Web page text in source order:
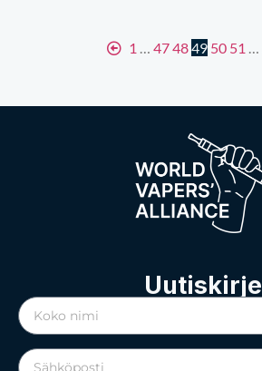
1 … 474849 50 51 …
Uutiskirje